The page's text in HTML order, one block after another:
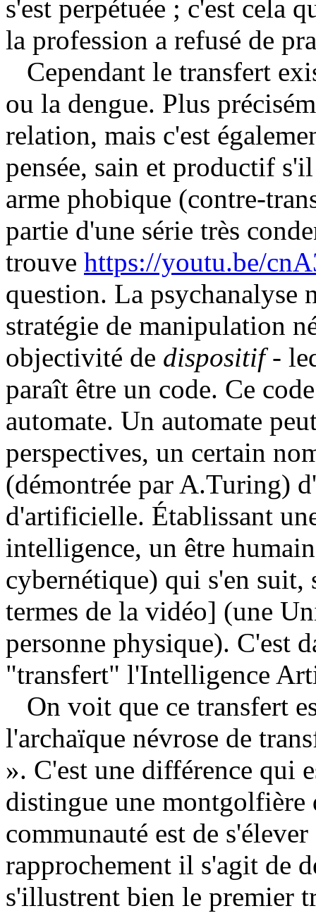
s'est perpétuée ; c'est cela
la profession a refusé de
Cependant le transfert
ou la dengue. Plus
relation, mais c'est
pensée, sain et productif
arme phobique (contre-
partie d'une série très
trouve https://youtu.be/
question. La psychanalyse
stratégie de manipulation
objectivité de dispositif-
paraît être un code. Ce
automate. Un automate
perspectives, un certain
(démontrée par A.Turing)
d'artificielle. Établissant
intelligence, un être
cybernétique) qui s'en
termes de la vidéo] (une
personne physique). C'est
"transfert" l'Intelligence
On voit que ce transfert
l'archaïque névrose de
». C'est une différence qui
distingue une montgolfière
communauté est de
rapprochement il s'agit de
s'illustrent bien le premier